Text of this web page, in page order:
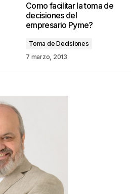
obligatorios están
correo electrónico y web en
la próxima vez que
Como facilitar la toma de
decisiones del
empresario Pyme?
Toma de Decisiones
7 marzo, 2013